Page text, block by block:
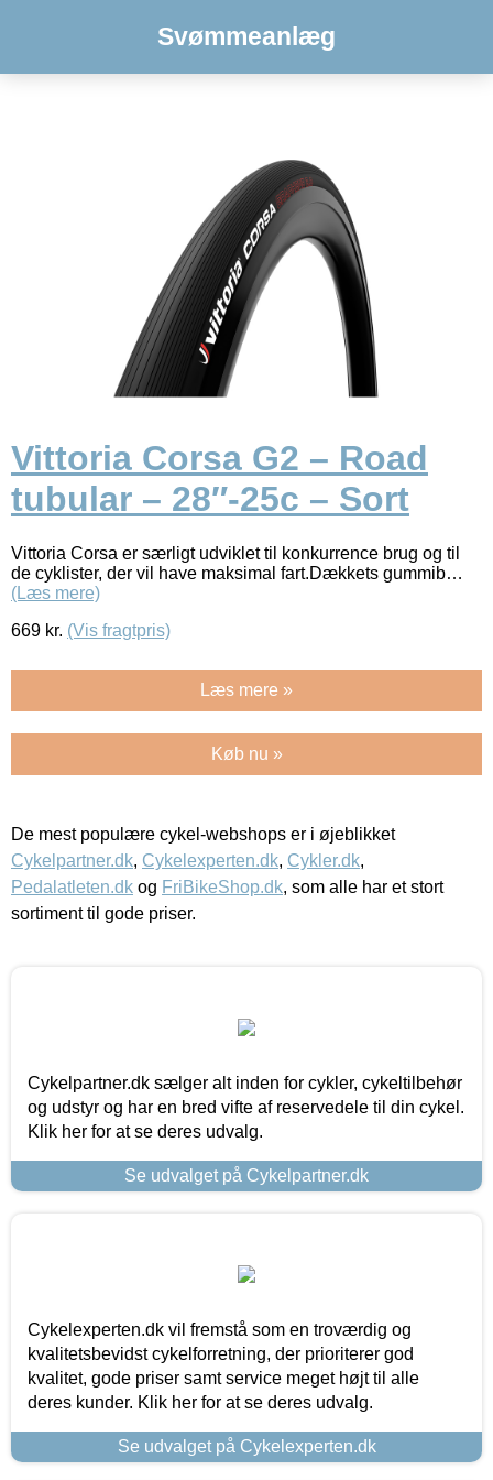
Svømmeanlæg
Vittoria Corsa G2 – Road
tubular – 28″-25c – Sort
Vittoria Corsa er særligt udviklet til konkurrence brug og til
de cyklister, der vil have maksimal fart.Dækkets gummib…
(Læs mere)
669 kr. (Vis fragtpris)
Læs mere »
Køb nu »
De mest populære cykel-webshops er i øjeblikket
Cykelpartner.dk, Cykelexperten.dk, Cykler.dk,
Pedalatleten.dk og FriBikeShop.dk, som alle har et stort
sortiment til gode priser.
Cykelpartner.dk sælger alt inden for cykler, cykeltilbehør
og udstyr og har en bred vifte af reservedele til din cykel.
Klik her for at se deres udvalg.
Se udvalget på Cykelpartner.dk
Cykelexperten.dk vil fremstå som en troværdig og
kvalitetsbevidst cykelforretning, der prioriterer god
kvalitet, gode priser samt service meget højt til alle
deres kunder. Klik her for at se deres udvalg.
Se udvalget på Cykelexperten.dk